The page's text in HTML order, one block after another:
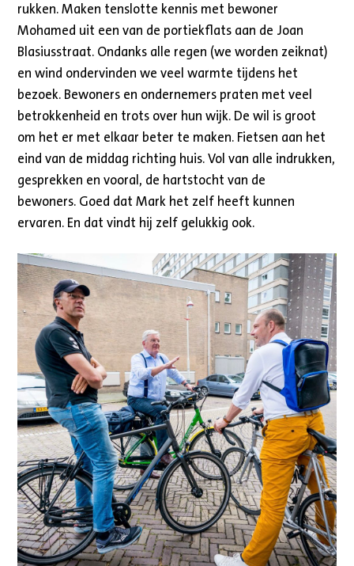
rukken. Maken tenslotte kennis met bewoner
Mohamed uit een van de portiekflats aan de Joan
Blasiusstraat. Ondanks alle regen (we worden zeiknat)
en wind ondervinden we veel warmte tijdens het
bezoek. Bewoners en ondernemers praten met veel
betrokkenheid en trots over hun wijk. De wil is groot
om het er met elkaar beter te maken. Fietsen aan het
eind van de middag richting huis. Vol van alle indrukken,
gesprekken en vooral, de hartstocht van de
bewoners. Goed dat Mark het zelf heeft kunnen
ervaren. En dat vindt hij zelf gelukkig ook.